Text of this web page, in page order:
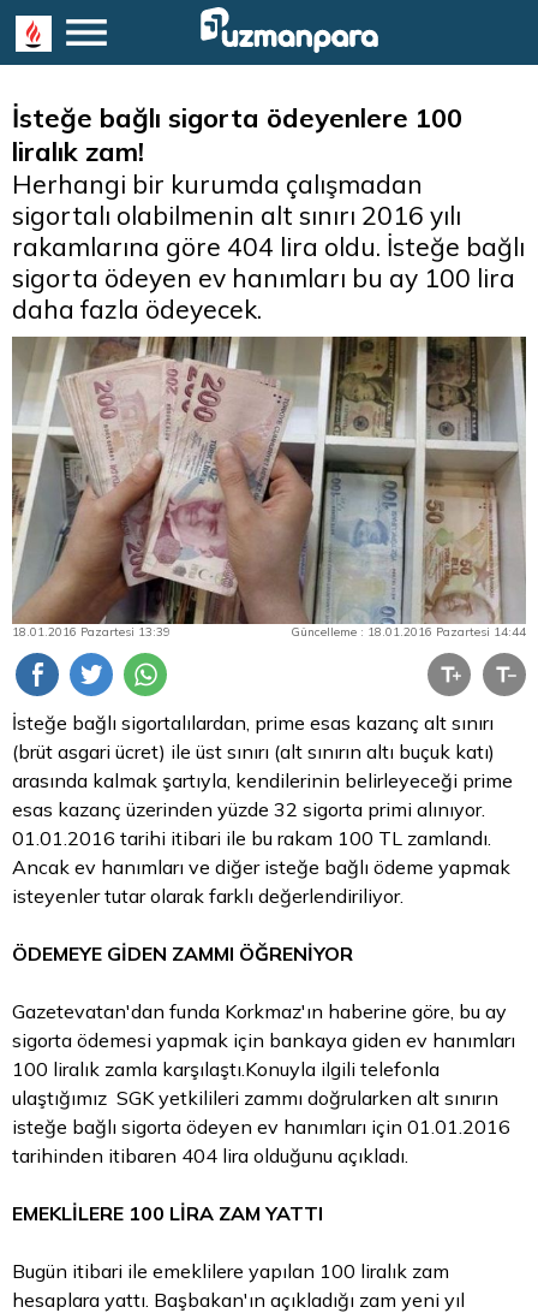
İsteğe bağlı sigorta ödeyenlere 100
liralık zam!
Herhangi bir kurumda çalışmadan
sigortalı olabilmenin alt sınırı 2016 yılı
rakamlarına göre 404 lira oldu. İsteğe bağlı
sigorta ödeyen ev hanımları bu ay 100 lira
daha fazla ödeyecek.
18.01.2016 Pazartesi 13:39 Güncelleme : 18.01.2016 Pazartesi 14:44
İsteğe bağlı sigortalılardan, prime esas kazanç alt sınırı
(brüt asgari ücret) ile üst sınırı (alt sınırın altı buçuk katı)
arasında kalmak şartıyla, kendilerinin belirleyeceği prime
esas kazanç üzerinden yüzde 32 sigorta primi alınıyor.
01.01.2016 tarihi itibari ile bu rakam 100 TL zamlandı.
Ancak ev hanımları ve diğer isteğe bağlı ödeme yapmak
isteyenler tutar olarak farklı değerlendiriliyor.
ÖDEMEYE GİDEN ZAMMI ÖĞRENİYOR
Gazetevatan'dan funda Korkmaz'ın haberine göre, bu ay
sigorta ödemesi yapmak için bankaya giden ev hanımları
100 liralık zamla karşılaştı.Konuyla ilgili telefonla
ulaştığımız SGK yetkilileri zammı doğrularken alt sınırın
isteğe bağlı sigorta ödeyen ev hanımları için 01.01.2016
tarihinden itibaren 404 lira olduğunu açıkladı.
EMEKLİLERE 100 LİRA ZAM YATTI
Bugün itibari ile emeklilere yapılan 100 liralık zam
hesaplara yattı. Başbakan'ın açıkladığı zam yeni yıl